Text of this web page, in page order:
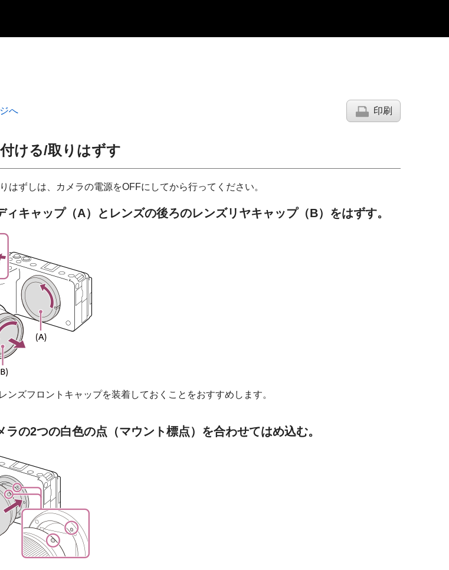
へ 印刷
ける/取りはずす
はずしは、カメラの電源をOFFにしてから行ってください。
ィキャップ（A） とレンズの後ろのレンズリヤキャップ（B） をはずす。
ンズフロントキャップを装着しておくことをおすすめします。
ラの2つの白色の点（マウント標点）を合わせてはめ込む。